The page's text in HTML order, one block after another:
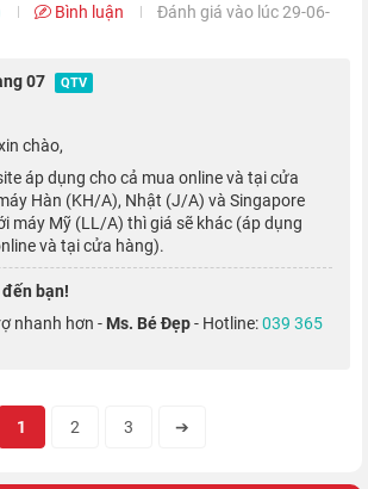
iPhone Pro Max này còn được trang bị khả
băng tần và chuẩn Wifi-6 băng tầng kép,
kết nối không giây mượt mà hơn bao
trọng, lịch lãm và quý phái
128GB quốc tế
đến từng đường nét. Với phần khung máy
thép không gỉ, nằm giữa mặt lưng kính
Bình luận
Đánh giá vào lúc 29-06-
07 QTV
chào,
áp dụng cho cả mua online và tại cửa
Hàn (KH/A), Nhật (J/A) và Singapore
máy Mỹ (LL/A) thì giá sẽ khác (áp dụng
và tại cửa hàng).
bạn!
nhanh hơn - Ms. Bé Đẹp- Hotline:039 365
1 2 3 ➔